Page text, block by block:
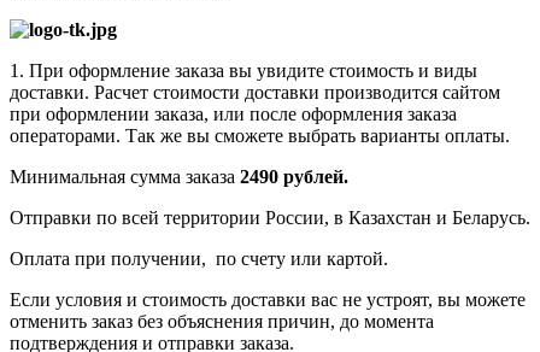
1. При оформление заказа вы увидите стоимость и виды
доставки. Расчет стоимости доставки производится сайтом
при оформлении заказа, или после оформления заказа
операторами. Так же вы сможете выбрать варианты оплаты.
Минимальная сумма заказа 2490 рублей.
Отправки по всей территории России, в Казахстан и Беларусь.
Оплата при получении, по счету или картой.
Если условия и стоимость доставки вас не устроят, вы можете
отменить заказ без объяснения причин, до момента
подтверждения и отправки заказа.